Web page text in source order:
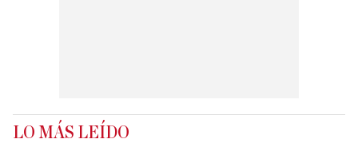
LO MÁS LEÍDO